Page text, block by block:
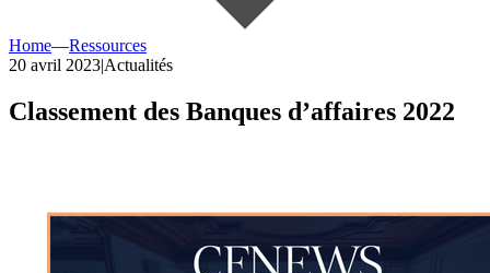
Home—Ressources
20 avril 2023|Actualités
Classement des Banques d’affaires 2022